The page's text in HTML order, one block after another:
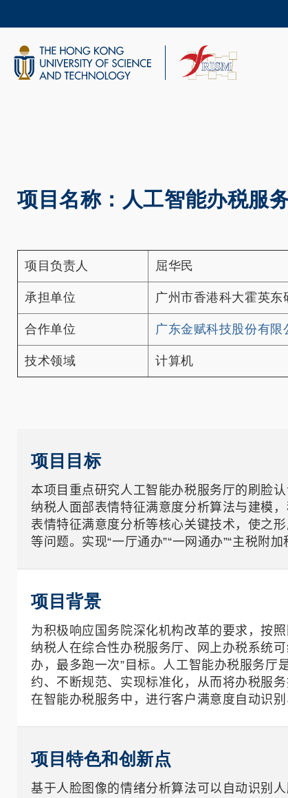
content
UNIVERSITY NEWS
项目名称：人工智能办税服
项目负责人 屈华民
承担单位 广州市香港科大霍英东
合作单位 广东金赋科技股份有限
技术领域 计算机
项目目标
本项目重点研究人工智能办税服务厅的刷脸
纳税人面部表情特征满意度分析算法与建模
表情特征满意度分析等核心关键技术，使之
等问题。实现“一厅通办”“一网通办”“主税附
项目背景
为积极响应国务院深化机构改革的要求，按
纳税人在综合性办税服务厅、网上办税系统
办，最多跑一次”目标。人工智能办税服务
约、不断规范、实现标准化，从而将办税服
在智能办税服务中，进行客户满意度自动识
项目特色和创新点
基于人脸图像的情绪分析算法可以自动识别